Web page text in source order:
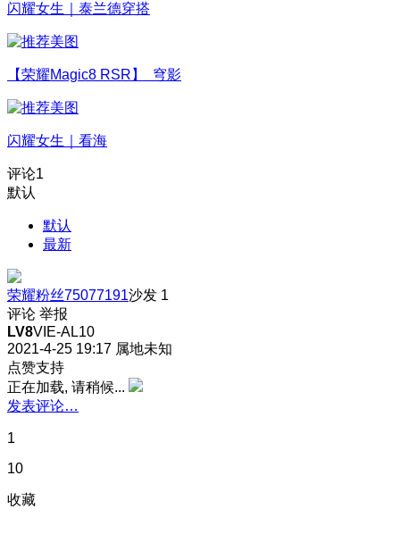
闪耀女生｜泰兰德穿搭
【荣耀Magic8 RSR】 穹影
闪耀女生｜看海
评论1
默认
默认
最新
荣耀粉丝75077191沙发 1
评论 举报
LV8VIE-AL10
2021-4-25 19:17 属地未知
点赞支持
正在加载, 请稍候...
发表评论…
1
10
收藏